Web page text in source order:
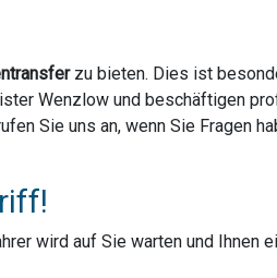
zu bieten. Dies ist
Wenzlow und beschäftigen
Sie uns an, wenn Sie Fragen
wird auf Sie warten und Ihnen